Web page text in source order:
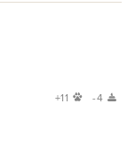
+11 -4